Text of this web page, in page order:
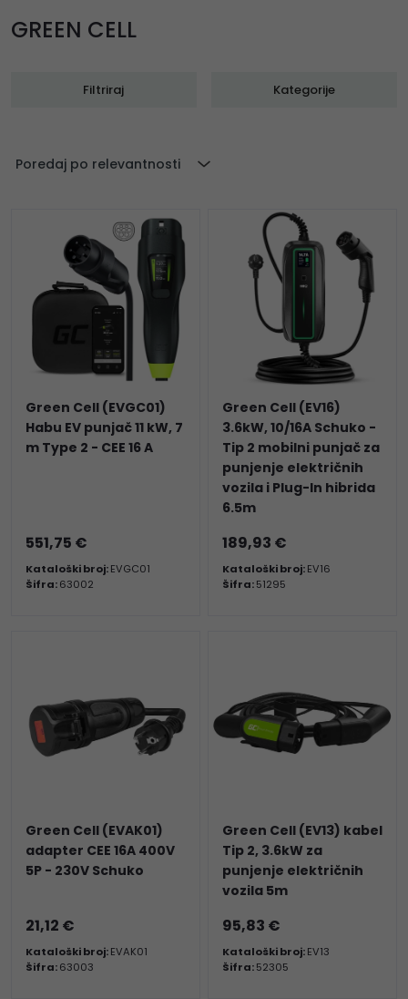
GREEN CELL
Filtriraj Kategorije
Poredaj po relevantnosti
Green Cell (EVGC01)
Habu EV punjač 11 kW, 7
m Type 2 - CEE 16 A
551,75 €
Kataloški broj:EVGC01
Šifra:63002
Green Cell (EV16)
3.6kW, 10/16A Schuko -
Tip 2 mobilni punjač za
punjenje električnih
vozila i Plug-In hibrida
6.5m
189,93 €
Kataloški broj:EV16
Šifra:51295
Green Cell (EVAK01)
adapter CEE 16A 400V
5P - 230V Schuko
21,12 €
Kataloški broj:EVAK01
Šifra:63003
Green Cell (EV13) kabel
Tip 2, 3.6kW za
punjenje električnih
vozila 5m
95,83 €
Kataloški broj:EV13
Šifra:52305